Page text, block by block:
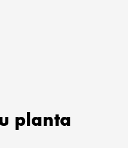
planta